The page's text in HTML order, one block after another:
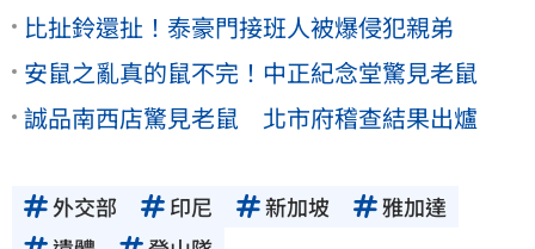
比扯鈴還扯！泰豪門接班人被爆侵犯親弟
安鼠之亂真的鼠不完！中正紀念堂驚見老鼠
誠品南西店驚見老鼠 北市府稽查結果出爐
外交部 印尼 新加坡
雅加達